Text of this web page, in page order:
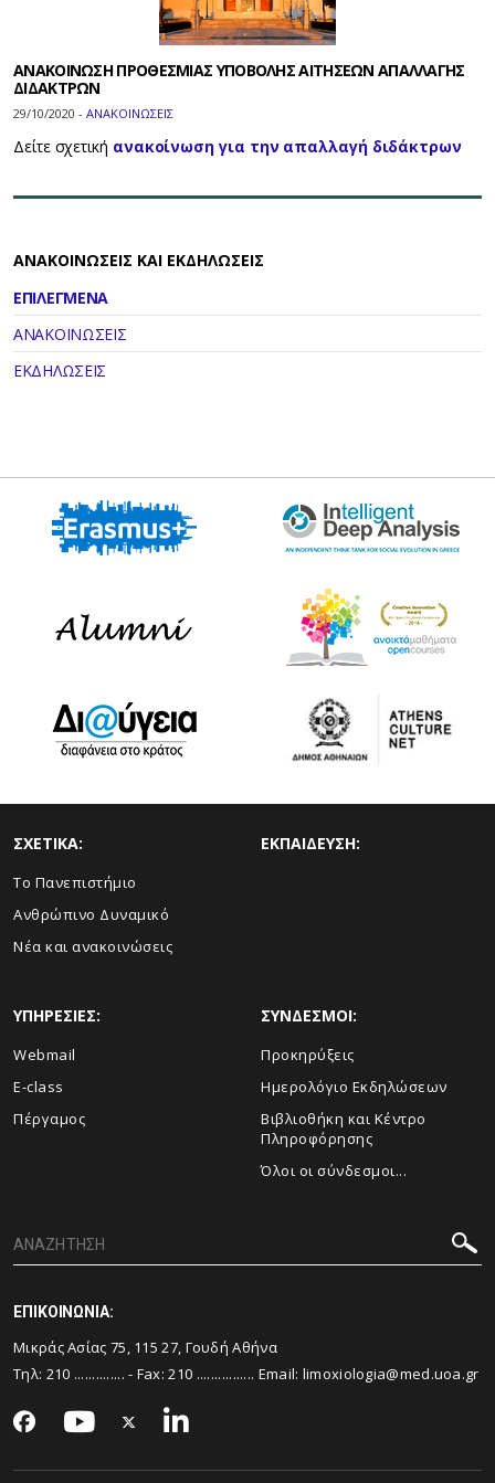
ΑΝΑΚΟΙΝΩΣΗ ΠΡΟΘΕΣΜΙΑΣ ΥΠΟΒΟΛΗΣ ΑΙΤΗΣΕΩΝ ΑΠΑΛΛΑΓΗΣ
ΔΙΔΑΚΤΡΩΝ
29/10/2020 - ΑΝΑΚΟΙΝΩΣΕΙΣ
Δείτε σχετική ανακοίνωση για την απαλλαγή διδάκτρων
ΑΝΑΚΟΙΝΩΣΕΙΣ ΚΑΙ ΕΚΔΗΛΩΣΕΙΣ
ΕΠΙΛΕΓΜΕΝΑ
ΑΝΑΚΟΙΝΩΣΕΙΣ
ΕΚΔΗΛΩΣΕΙΣ
ΣΧΕΤΙΚΑ:
Το Πανεπιστήμιο
Ανθρώπινο Δυναμικό
Νέα και ανακοινώσεις
ΕΚΠΑΙΔΕΥΣΗ:
ΥΠΗΡΕΣΙΕΣ:
Webmail
E-class
Πέργαμος
ΣΥΝΔΕΣΜΟΙ:
Προκηρύξεις
Ημερολόγιο Εκδηλώσεων
Βιβλιοθήκη και Κέντρο
Πληροφόρησης
Όλοι οι σύνδεσμοι...
ΕΠΙΚΟΙΝΩΝΙΑ:
Μικράς Ασίας 75, 115 27, Γουδή Αθήνα
Τηλ: 210 .............. - Fax:210 ................ Email: limoxiologia@med.uoa.gr